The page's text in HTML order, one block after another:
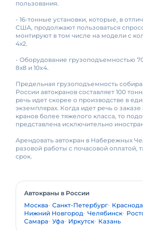
пользования.
- 16-тонные установки, которые, в
США, продолжают пользоваться
монтируют в том числе на модели с
4х2.
- Оборудование грузоподъемностью
8х8 и 10x4.
Предельная грузоподъемность
России автокранов составляет 100
речь идет скорее о производстве в
экземплярах. Когда идет речь о
кранов более тяжелого класса, то
представлена исключительно
Арендовать автокран в Набережных
разовой работы с почасовой оплатой,
срок.
Автокраны в России
Москва Санкт-Петербург
Нижний Новгород Челябинск
Самара Уфа Иркутск Казань